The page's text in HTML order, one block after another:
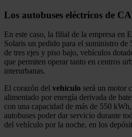
Los autobuses eléctricos de
En este caso, la filial de la empresa en
Solaris un pedido para el suministro
de tres ejes y piso bajo, vehículos
que permiten operar tanto en centros
interurbanas.
El corazón del vehículo será un motor
alimentado por energía derivada de
con una capacidad de más de 550
autobuses poder dar servicio durante
del vehículo por la noche, en los